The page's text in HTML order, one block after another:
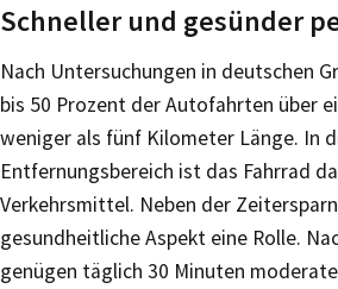
Schneller und gesünder
Nach Untersuchungen in deutschen
bis 50 Prozent der Autofahrten über
weniger als fünf Kilometer Länge. In
Entfernungsbereich ist das Fahrrad
Verkehrsmittel. Neben der
gesundheitliche Aspekt eine Rolle.
genügen täglich 30 Minuten